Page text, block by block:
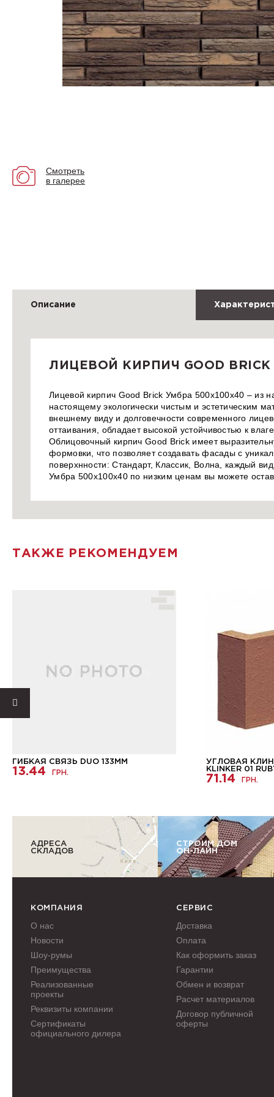
Смотреть
в галерее
Описание
ЛИЦЕВОЙ КИРПИЧ GOOD
Лицевой кирпич Good Brick Умбра 500х100х40 – из
настоящему экологически чистым и эстетическим
внешнему виду и долговечности современного
оттаивания, обладает высокой устойчивостью к
Облицовочный кирпич Good Brick имеет
формовки, что позволяет создавать фасады с
поверхнности: Стандарт, Классик, Волна, каждый
Умбра 500х100х40 по низким ценам вы можете
ТАКЖЕ РЕКОМЕНДУЕМ
ГИБКАЯ СВЯЗЬ DUO 133ММ
13.44 ГРН.
УГЛОВАЯ
KLINKER 01
71.14 ГРН.
АДРЕСА
СКЛАДОВ
СТРОИМ ДОМ
ОН-ЛАЙН
КОМПАНИЯ
О нас
Новости
Шоу-румы
Преимущества
Реализованные
проекты
Реквизиты компании
Сертификаты
официального дилера
СЕРВИС
Доставка
Оплата
Как оформить заказ
Гарантии
Обмен и возврат
Расчет материалов
Договор публичной
оферты